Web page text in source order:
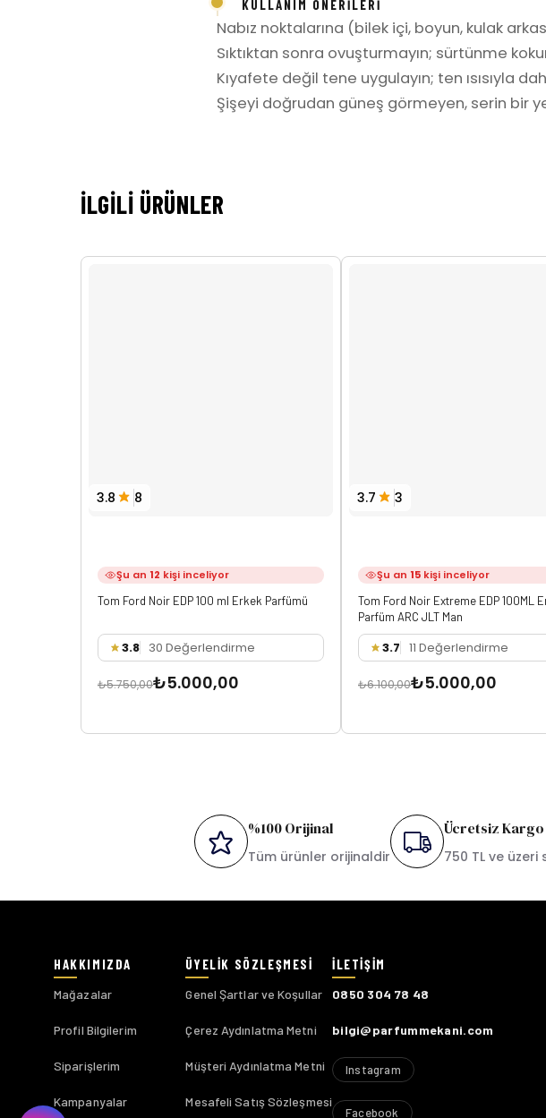
KULLANIM ÖNERILERI
Nabız noktalarına (bilek içi, boyun, kulak
Sıktıktan sonra ovuşturmayın; sürtünme
Kıyafete değil tene uygulayın; ten ısısıyla
Şişeyi doğrudan güneş görmeyen, serin bir
İLGILI ÜRÜNLER
3.8 8
Şu an 12 kişi inceliyor
Tom Ford Noir EDP 100 ml Erkek Parfümü
3.8 30 Değerlendirme
₺5.750,00₺5.000,00
3.7 3
Şu an 15 kişi inceliyor
Tom Ford Noir Extreme EDP 100ML
Parfüm ARC JLT Man
3.7 11 Değerlendirme
₺6.100,00₺5.000,00
%100 Orijinal
Tüm ürünler orijinaldir
Ücretsiz Kargo
750 TL ve
Mağazalar
Profil Bilgilerim
Siparişlerim
Kampanyalar
Genel Şartlar ve Koşullar
Çerez Aydınlatma Metni
Müşteri Aydınlatma Metni
Mesafeli Satış Sözleşmesi
0850 304 78 48
bilgi@parfummekani.com
Instagram
Facebook